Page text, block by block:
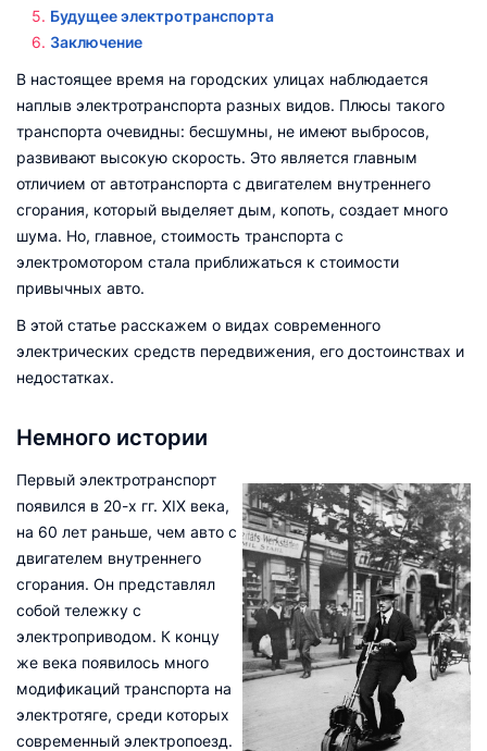
Будущее электротранспорта
Заключение
В настоящее время на городских улицах наблюдается
наплыв электротранспорта разных видов. Плюсы такого
транспорта очевидны: бесшумны, не имеют выбросов,
развивают высокую скорость. Это является главным
отличием от автотранспорта с двигателем внутреннего
сгорания, который выделяет дым, копоть, создает много
шума. Но, главное, стоимость транспорта с
электромотором стала приближаться к стоимости
привычных авто.
В этой статье расскажем о видах современного
электрических средств передвижения, его достоинствах и
недостатках.
Немного истории
Первый электротранспорт
появился в 20-х гг. XIX века,
на 60 лет раньше, чем авто с
двигателем внутреннего
сгорания. Он представлял
собой тележку с
электроприводом. К концу
же века появилось много
модификаций транспорта на
электротяге, среди которых
современный электропоезд.